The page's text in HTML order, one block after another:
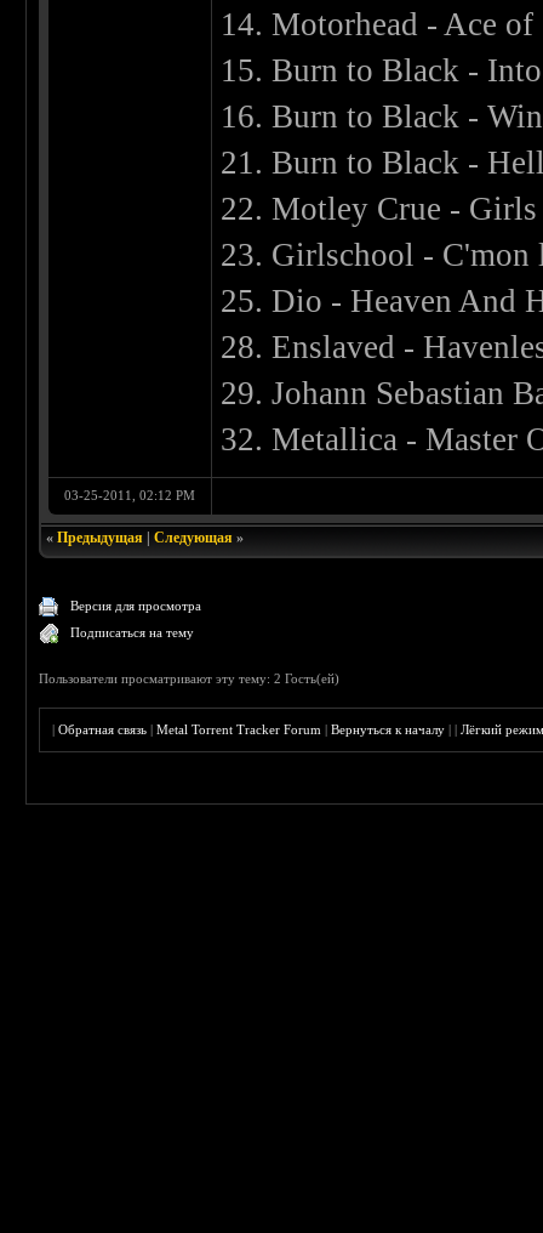
14. Motorhead - Ace of
15. Burn to Black -
16. Burn to Black -
21. Burn to Black -
22. Motley Crue -
23. Girlschool - C'mon
25. Dio - Heaven And
28. Enslaved -
29. Johann Sebastian
32. Metallica - Master
03-25-2011, 02:12 PM
«Предыдущая |Следующая »
Версия для просмотра
Подписаться на тему
Пользователи просматривают эту тему: 2 Гость(ей)
|Обратная связь |Metal Torrent Tracker Forum |Вернуться к началу ||Лёгкий